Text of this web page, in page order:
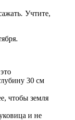
Учтите,
30 см
чтобы земля
и не